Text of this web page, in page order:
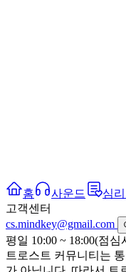
홈 사운드 심
고객센터
cs.mindkey@gmail.com
평일 10:00 ~ 18:00(점
트로스트 커뮤니티는